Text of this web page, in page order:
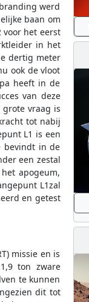
werd
baan om
voor het eerst
in het
dertig meter
ook de vloot
heeft in de
van deze
grote vraag is
tot nabij
L1 is een
bevindt in de
een zestal
apogeum,
L1zal
en getest
missie en is
ton zware
te kunnen
dit tot